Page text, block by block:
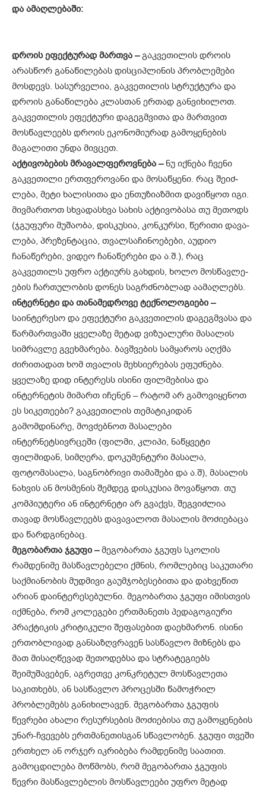
და ამაღლებაში:
დროის ეფექტურად მართვა –გაკ­­ვეთილის დროის
არასწორ განაწი­ლებას დისციპლინის პრობლემები
მოსდევს. სასურველია, გაკვეთი­ლის სტრუქტურა და
დროის განაწი­ლე­ბა კლასთან ერთად განვიხილოთ.
გაკ­­ვეთილის ეფექტური დაგეგმვითა და მართვით
მოსწავლეებს დროის ეკონომიურად გამოყენების
მაგალითი უნდა მივცეთ.
აქტივობების მრავალფეროვნება –ნუ იქნება ჩვენი
გაკვეთილი ერთ­­­ფეროვანი და მოსაწყენი. რაც შეიძ­­
ლება, მეტი ხალისითა და ენთუ­ზი­აზმით დავიწყოთ იგი.
მივმართოთ სხვადასხვა სახის აქტივობასა თუ მეთოდს
(ჯგუფური მუშაობა, დისკუსია, კონკურსი, წერითი დავა­
ლე­ბა, პრეზენტაცია, თვალსაჩინოებები, აუდიო
ჩანაწერები, ვიდეო ჩანაწე­რები და ა.შ.), რაც
გაკვეთილს უფრო აქტიურს გახდის, ხოლო მოსწავ­ლე­­
ების ჩართულობის დონეს საგრძ­ნობ­ლად აამაღლებს.
ინტერნეტი და თანამედროვე ტექნოლოგიები –
საინტერესო და ეფექტური გაკვეთილის დაგეგ­მ­ვა­სა და
წარმართვაში ყველაზე მეტად ვიზუალური მასალის
სიმრავლე გვეხმარება. ბავშვების სამყაროს აღქმა
ძირითადათ ხომ თვალის მეხსიერებას ეფუძნება.
ყველაზე დიდ ინტერესს ისინი ფილმებისა და
ინტერნეტის მიმართ იჩენენ – რატომ არ გამოვიყენოთ
ეს სიკე­თე­ები? გაკვეთილის თემატიკიდან
გამომდინარე, მოვძებნოთ მასა­ლე­ბი
ინტერნეტსივრცეში (ფილმი, კლიპი, ნაწყვეტი
ფილმიდან, სიმღერა, დო­­კუმენტური მასალა,
ფოტომასა­­ლა, საგნობრივი თამაშები და ა.შ), მასა­­ლის
ნახვის ან მოსმენის შემდეგ დისკუსია მოვაწყოთ. თუ
კომპი­უტე­რი ან ინტერნეტი არ გვაქვს, შეგ­­ვიძ­­­ლია
თავად მოსწავლეებს დავავალოთ მასალის მოძიებაცა
და წარდგინებაც.
მეგობართა ჯგუფი –მეგობართა ჯგუფს სკოლის
რამდენიმე მასწავ­ლებელი ქმნის, რომლებიც საკუთა­რი
საქმიანობის მუდმივი გაუმჯო­ბესებითა და დახვეწით
არიან დაინ­­ტერესებულნი. მეგობართა ჯგუფი იმისთვის
იქმნება, რომ კოლეგები ერთმანეთს პედაგოგიური
პრაქტი­კის კრიტიკული შეფასებით დაეხმა­რონ. ისინი
ერთობლივად განსაზღვ­რა­ვენ სასწავლო მიზნებს და
მათ მისაღ­წე­ვად მეთოდებსა და სტრატეგიებს
შეიმუშავებენ, აგრეთვე კონკრე­ტულ მოსწავლეთა
საკითხებს, ან სასწავლო პროცესში წამოჭრილ
პრობლე­მებს განიხილავენ. მეგობართა ჯგუ­­ფის
წევრები ახალი რესურსების მოძიებისა თუ გამოყენების
უნარ-ჩვევებს ერთმანეთისგან სწავლო­ბენ. ჯგუფი თვეში
ერთხელ ან ორჯერ იკრიბება რამდენიმე საათით.
გამოც­­დილება მოწმობს, რომ მეგობართა ჯგუფის
წევრი მასწავლებლის მოსწავლეები უფრო მეტად